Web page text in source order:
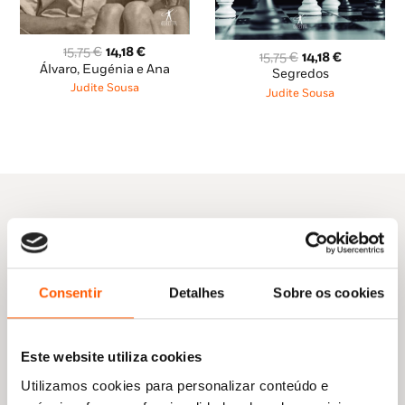
Consentir Detalhes Sobre os cookies
Este website utiliza cookies
Utilizamos cookies para personalizar conteúdo e
15,75€ O
preço
original
14,18€O
preço
Álvaro, Eugénia e Ana
Judite Sousa
15,75€ O
preço
original
14,18€O
Segredos
Judite Sousa
Outras sugestões